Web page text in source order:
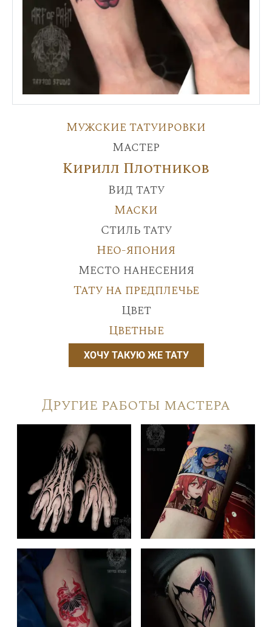
Мужские татуировки
Мастер
Кирилл Плотников
Вид тату
Маски
Стиль тату
Нео-япония
Место нанесения
Тату на предплечье
Цвет
Цветные
ХОЧУ ТАКУЮ ЖЕ ТАТУ
Другие работы мастера